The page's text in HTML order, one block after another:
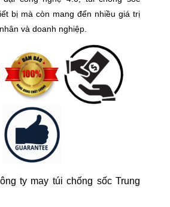
bị mà còn mang đến nhiều giá trị
và doanh nghiệp.
ty may túi chống sốc Trung